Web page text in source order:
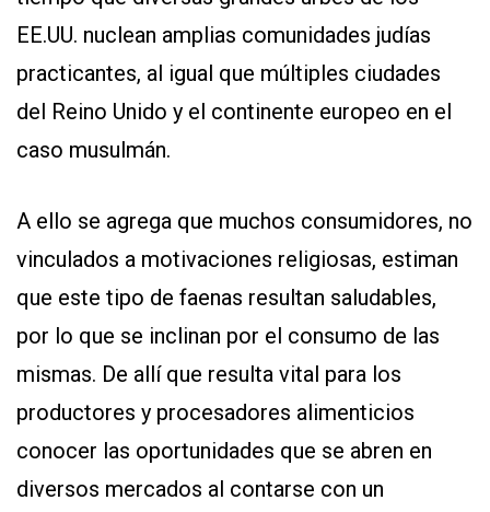
EE.UU. nuclean amplias comunidades judías
practicantes, al igual que múltiples ciudades
del Reino Unido y el continente europeo en el
caso musulmán.
A ello se agrega que muchos consumidores, no
vinculados a motivaciones religiosas, estiman
que este tipo de faenas resultan saludables,
por lo que se inclinan por el consumo de las
mismas. De allí que resulta vital para los
productores y procesadores alimenticios
conocer las oportunidades que se abren en
diversos mercados al contarse con un